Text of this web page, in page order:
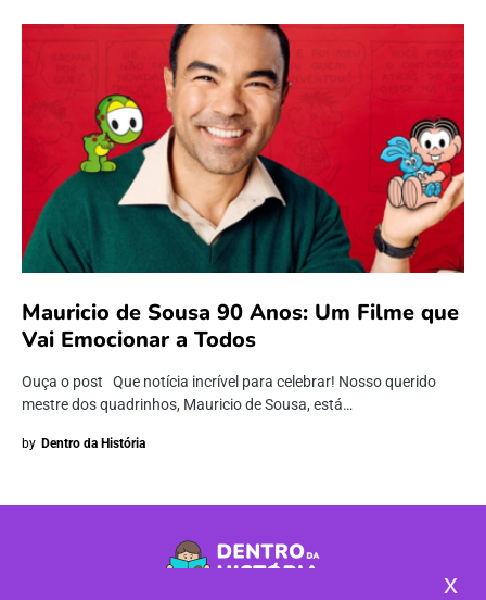
Mauricio de Sousa 90 Anos: Um Filme que
Vai Emocionar a Todos
Ouça o post Que notícia incrível para celebrar! Nosso querido
mestre dos quadrinhos, Mauricio de Sousa, está…
by Dentro da História
x